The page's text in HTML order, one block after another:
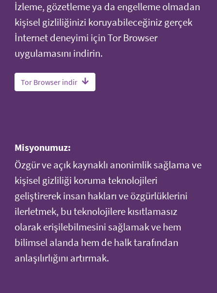
İzleme, gözetleme ya da engelleme olmadan
kişisel gizliliğinizi koruyabileceğiniz gerçek
İnternet deneyimi için Tor Browser
uygulamasını indirin.
Tor Browser indir
Misyonumuz:
Özgür ve açık kaynaklı anonimlik sağlama ve
kişisel gizliliği koruma teknolojileri
geliştirerek insan hakları ve özgürlüklerini
ilerletmek, bu teknolojilere kısıtlamasız
olarak erişilebilmesini sağlamak ve hem
bilimsel alanda hem de halk tarafından
anlaşılırlığını artırmak.